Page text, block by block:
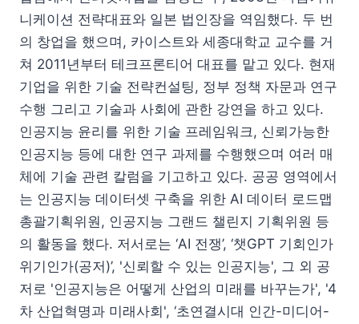
니케이션 전략대표와 일본 법인장을 역임했다. 두 번
의 창업을 했으며, 카이스트와 세종대학교 교수를 거
쳐 2011년부터 테크프론티어 대표를 맡고 있다. 현재
기업을 위한 기술 전략컨설팅, 정부 정책 자문과 연구
수행 그리고 기술과 사회에 관한 강연을 하고 있다.
인공지능 윤리를 위한 기술 프레임워크, 신뢰가능한
인공지능 등에 대한 연구 과제를 수행했으며 여러 매
체에 기술 관련 칼럼을 기고하고 있다. 공공 영역에서
는 인공지능 데이터셋 구축을 위한 AI 데이터 로드맵
총괄기획위원, 인공지능 그랜드 챌린지 기획위원 등
의 활동을 했다. 저서로는 ‘AI 전쟁’, ‘챗GPT 기회인가
위기인가(공저)’, '신뢰할 수 있는 인공지능', 그 외 공
저로 '인공지능은 어떻게 산업의 미래를 바꾸는가', '4
차 산업혁명과 미래사회', ‘초연결시대 인간-미디어-